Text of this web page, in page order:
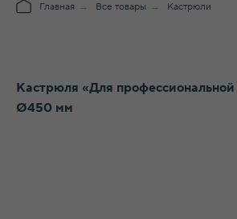
Главная → Все товары → Кастрюли
Кастрюля «Для
Ø450 мм